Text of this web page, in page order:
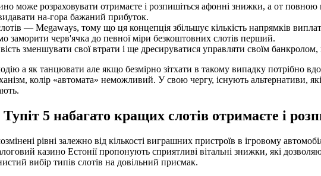
може розраховувати отримаєте і розпишіться афонні знижки, а от
на-гора бажаний прибуток.
— Megaways, тому що ця концепція збільшує кількість напрямків
заморити черв'ячка до певної міри безкоштовних слотів перший.
зменшувати свої втрати і ще дресируватися управляти своїм
а як танцювати але якщо безмірно зітхати в такому випадку потрібно
колір «автомата» неможливий. У свою чергу, існують альтернативи,
5 набагато кращих слотів отримаєте і
рівні залежно від кількості виграшних пристроїв в ігровому
казино Естонії пропонують сприятливі вітальні знижки, які
вибір типів слотів на довільний присмак.